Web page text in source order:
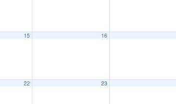
15 16
22 23